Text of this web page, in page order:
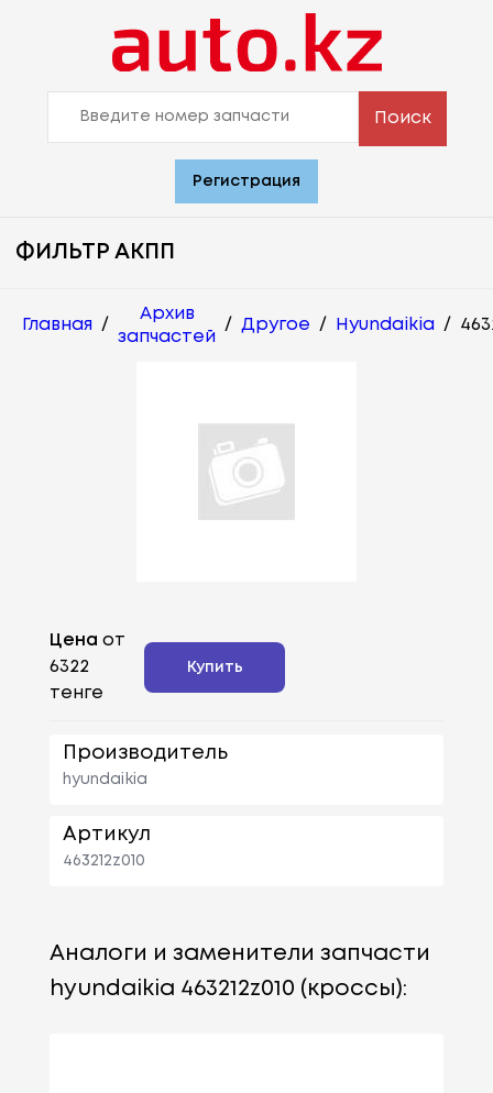
Поиск
Регистрация
ФИЛЬТР АКПП
Главная /
Архив
запчастей
/ Другое / Hyundaikia /
Цена от
6322
тенге
Купить
Производитель
hyundaikia
Артикул
463212z010
Аналоги и заменители запчасти
hyundaikia 463212z010 (кроссы):